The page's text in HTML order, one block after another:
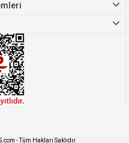
- Tüm Hakları Saklıdır.